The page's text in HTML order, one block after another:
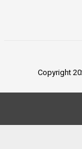
Copyright